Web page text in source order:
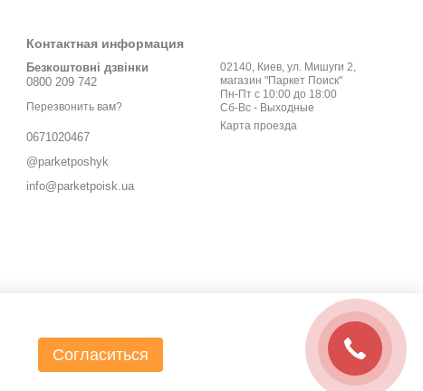
Контактная информация
Безкоштовні дзвінки
0800 209 742
Перезвонить вам?
0671020467
@parketposhyk
info@parketpoisk.ua
02140, Киев, ул. Мишуги 2,
магазин "Паркет Поиск"
Пн-Пт с 10:00 до 18:00
Сб-Вс - Выходные
Карта проезда
Согласиться